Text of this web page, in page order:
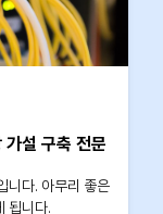
가설 구축 전문
니다. 아무리 좋은
됩니다.